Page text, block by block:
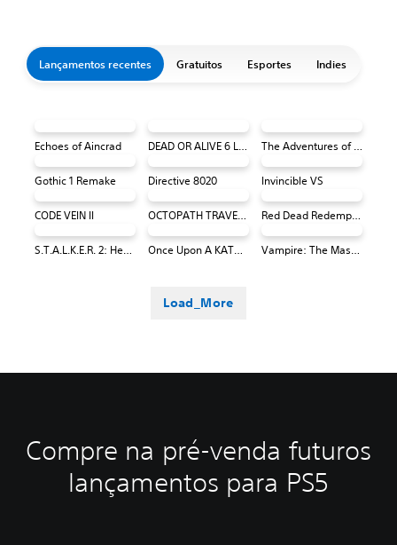
Lançamentos recentes Gratuitos Esportes Indies
Echoes of Aincrad DEAD OR ALIVE 6 Last Round Core Fighters The Adventures of Elliot: The Millennium Tales
Gothic 1 Remake Directive 8020 Invincible VS
CODE VEIN II OCTOPATH TRAVELER 0 PS4 e PS5 Red Dead Redemption (PS4 & PS5)
S.T.A.L.K.E.R. 2: Heart of Chornobyl Once Upon A KATAMARI Vampire: The Masquerade® - Bloodlines™ 2
Load_More
Compre na pré-venda futuros
lançamentos para PS5